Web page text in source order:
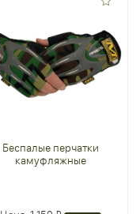
Беспалые перчатки
камуфляжные